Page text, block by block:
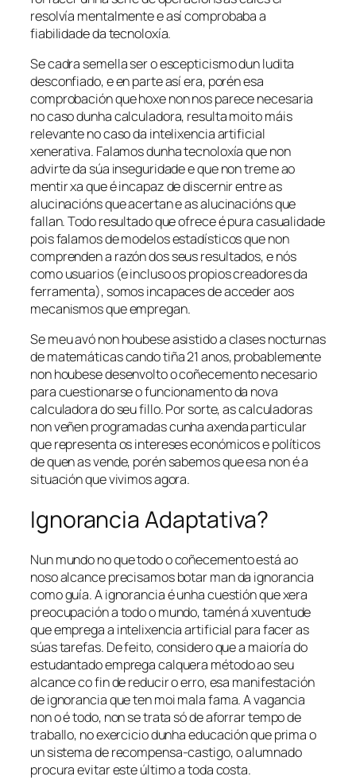
resolvía mentalmente e así comprobaba a
fiabilidade da tecnoloxía.
Se cadra semella ser o escepticismo dun ludita
desconfiado, e en parte así era, porén esa
comprobación que hoxe non nos parece necesaria
no caso dunha calculadora, resulta moito máis
relevante no caso da intelixencia artificial
xenerativa. Falamos dunha tecnoloxía que non
advirte da súa inseguridade e que non treme ao
mentir xa que é incapaz de discernir entre as
alucinacións que acertan e as alucinacións que
fallan. Todo resultado que ofrece é pura casualidade
pois falamos de modelos estadísticos que non
comprenden a razón dos seus resultados, e nós
como usuarios (e incluso os propios creadores da
ferramenta), somos incapaces de acceder aos
mecanismos que empregan.
Se meu avó non houbese asistido a clases nocturnas
de matemáticas cando tiña 21 anos, probablemente
non houbese desenvolto o coñecemento necesario
para cuestionarse o funcionamento da nova
calculadora do seu fillo. Por sorte, as calculadoras
non veñen programadas cunha axenda particular
que representa os intereses económicos e políticos
de quen as vende, porén sabemos que esa non é a
situación que vivimos agora.
Ignorancia Adaptativa?
Nun mundo no que todo o coñecemento está ao
noso alcance precisamos botar man da ignorancia
como guía. A ignorancia é unha cuestión que xera
preocupación a todo o mundo, tamén á xuventude
que emprega a intelixencia artificial para facer as
súas tarefas. De feito, considero que a maioría do
estudantado emprega calquera método ao seu
alcance co fin de reducir o erro, esa manifestación
de ignorancia que ten moi mala fama. A vagancia
non o é todo, non se trata só de aforrar tempo de
traballo, no exercicio dunha educación que prima o
un sistema de recompensa-castigo, o alumnado
procura evitar este último a toda costa.